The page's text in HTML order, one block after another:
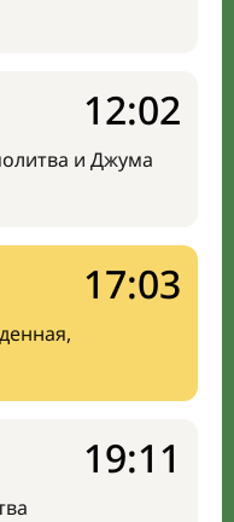
и Джума
12:02
17:03
19:11